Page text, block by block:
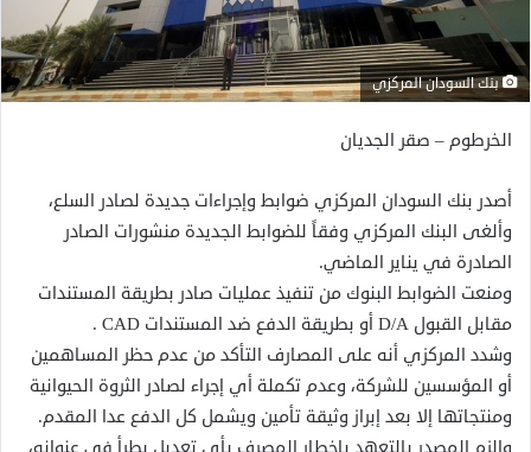
بنك السودان المركزي
الخرطوم – صقر الجديان
أصدر بنك السودان المركزي ضوابط وإجراءات جديدة لصادر السلع،
وألغى البنك المركزي وفقاً للضوابط الجديدة منشورات الصادر
الصادرة في يناير الماضي.
ومنعت الضوابط البنوك من تنفيذ عمليات صادر بطريقة المستندات
مقابل القبول D/A أو بطريقة الدفع ضد المستندات CAD .
وشدد المركزي أنه على المصارف التأكد من عدم حظر المساهمين
أو المؤسسين للشركة، وعدم تكملة أي إجراء لصادر الثروة الحيوانية
ومنتجاتها إلا بعد إبراز وثيقة تأمين ويشمل كل الدفع عدا المقدم.